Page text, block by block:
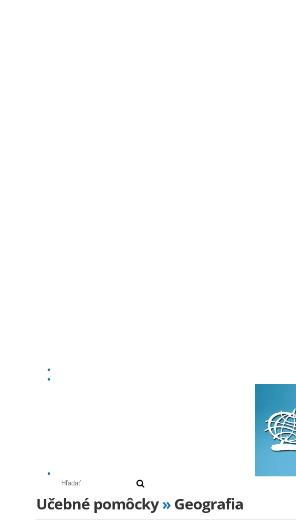
Učebné pomôcky»Geografia